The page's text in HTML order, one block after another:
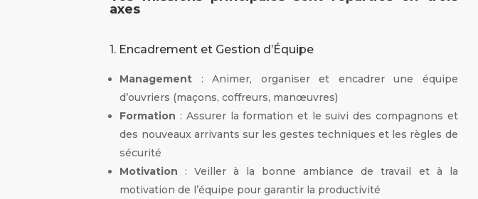
axes
1. Encadrement et Gestion d’Équipe
Management : Animer, organiser et encadrer une équipe
d’ouvriers (maçons, coffreurs, manœuvres)
Formation : Assurer la formation et le suivi des compagnons et
des nouveaux arrivants sur les gestes techniques et les règles de
sécurité
Motivation : Veiller à la bonne ambiance de travail et à la
motivation de l’équipe pour garantir la productivité